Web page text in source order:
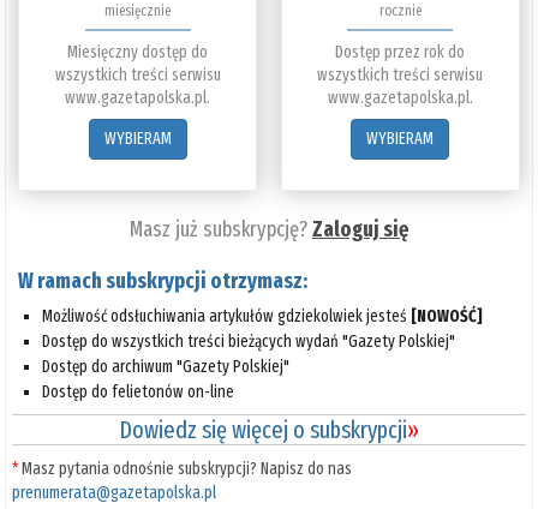
miesięcznie
Miesięczny dostęp do
wszystkich treści serwisu
www.gazetapolska.pl.
WYBIERAM
rocznie
Dostęp przez rok do
wszystkich treści serwisu
www.gazetapolska.pl.
WYBIERAM
Masz już subskrypcję?Zaloguj się
W ramach subskrypcji otrzymasz:
Możliwość odsłuchiwania artykułów gdziekolwiek jesteś [NOWOŚĆ]
Dostęp do wszystkich treści bieżących wydań "Gazety Polskiej"
Dostęp do archiwum "Gazety Polskiej"
Dostęp do felietonów on-line
Dowiedz się więcej o subskrypcji»
*Masz pytania odnośnie subskrypcji? Napisz do nas
prenumerata@gazetapolska.pl